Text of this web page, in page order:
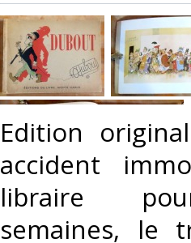
‎Edition
accident
libraire
semaines, le